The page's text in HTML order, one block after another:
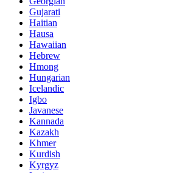
Gujarati
Haitian
Hausa
Hawaiian
Hebrew
Hmong
Hungarian
Icelandic
Igbo
Javanese
Kannada
Kazakh
Khmer
Kurdish
Kyrgyz